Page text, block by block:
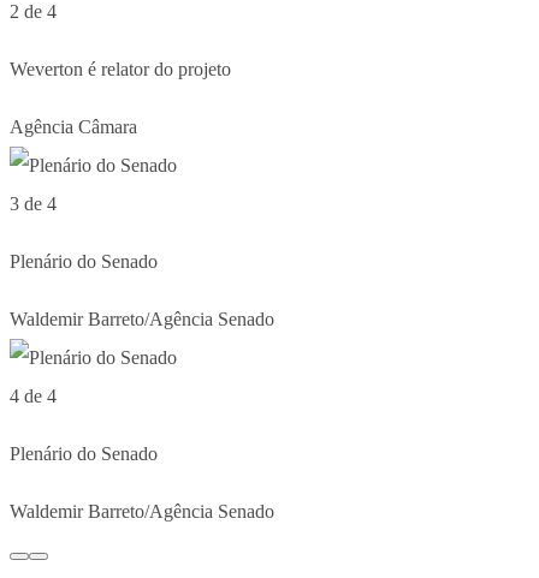
2 de 4
Weverton é relator do projeto
Agência Câmara
3 de 4
Plenário do Senado
Waldemir Barreto/Agência Senado
4 de 4
Plenário do Senado
Waldemir Barreto/Agência Senado